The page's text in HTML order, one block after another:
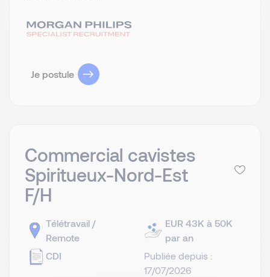
Je postule
Commercial cavistes
Spiritueux-Nord-Est
F/H
Télétravail /
Remote
CDI
EUR 43K à 50K
par an
Publiée depuis :
17/07/2026